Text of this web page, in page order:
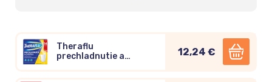
Theraflu
prechladnutie a
12,24 €